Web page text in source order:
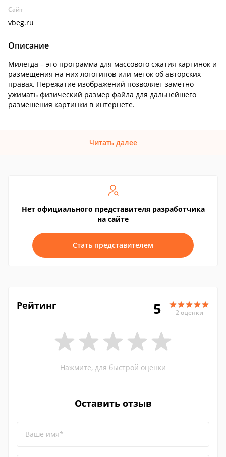
Сайт
vbeg.ru
Описание
Милегда – это программа для массового сжатия картинок и
размещения на них логотипов или меток об авторских
правах. Пережатие изображений позволяет заметно
ужимать физический размер файла для дальнейшего
размешения картинки в интернете.
Читать далее
Нет официального представителя разработчика
на сайте
Стать представителем
Рейтинг 5 2 оценки
Нажмите, для быстрой оценки
Оставить отзыв
Ваше имя*